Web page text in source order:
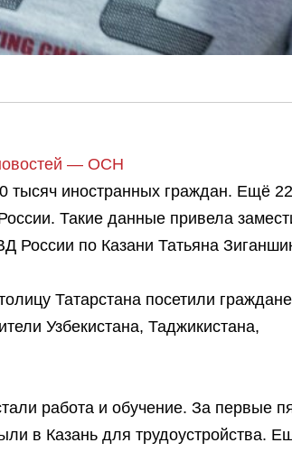
— ОСН
тысяч иностранных граждан. Ещё
Такие данные привела
России по Казани Татьяна
Татарстана посетили
Узбекистана, Таджикистана,
работа и обучение. За первые
в Казань для трудоустройства.